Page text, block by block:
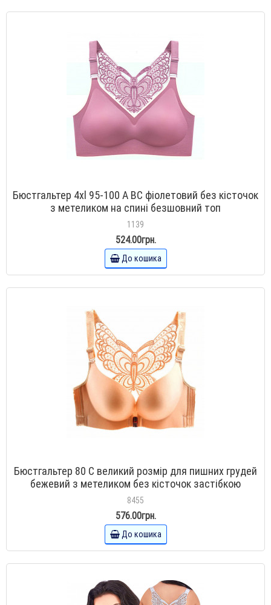
Бюстгальтер 4xl 95-100 А BC фіолетовий без кісточок
з метеликом на спині безшовний топ
1139
524.00грн.
До кошика
Бюстгальтер 80 C великий розмір для пишних грудей
бежевий з метеликом без кісточок застібкою
спереду
8455
576.00грн.
До кошика